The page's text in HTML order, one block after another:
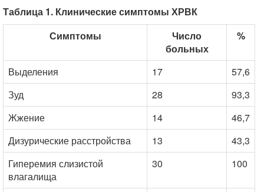
Таблица 1. Клинические симптомы ХРВК
Симптомы
Число
больных
%
Выделения 17
57,6
Зуд
28
93,3
Жжение
14
46,7
Дизурические расстройства
13
43,3
Гиперемия слизистой
влагалища
30 100